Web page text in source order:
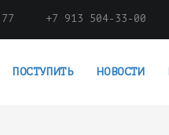
+7 913 504-33-00
ПОСТУПИТЬ НОВОСТИ